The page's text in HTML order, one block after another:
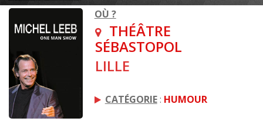
OÙ ?
THÉÂTRE
SÉBASTOPOL
LILLE
CATÉGORIE: HUMOUR